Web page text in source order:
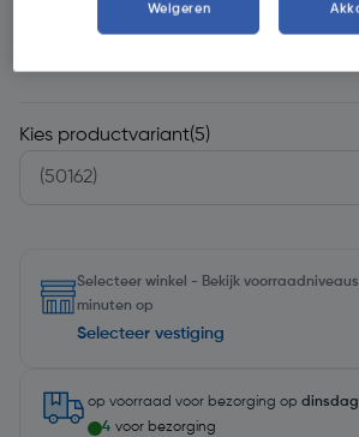
Kies productvariant(5)
Selecteer winkel - Bekijk
minuten op
Selecteer vestiging
op voorraad voor bezorging op dinsdag
4 voor bezorging
Weigeren